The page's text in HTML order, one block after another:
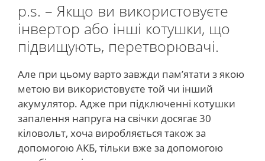
p.s. – Якщо ви використовуєте
інвертор або інші котушки, що
підвищують, перетворювачі.
Але при цьому варто завжди пам’ятати з якою
метою ви використовуєте той чи інший
акумулятор. Адже при підключенні котушки
запалення напруга на свічки досягає 30
кіловольт, хоча виробляється також за
допомогою АКБ, тільки вже за допомогою